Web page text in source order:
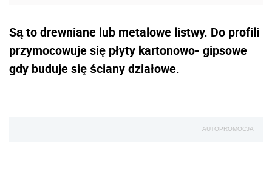
Są to drewniane lub metalowe listwy. Do profili
przymocowuje się płyty kartonowo- gipsowe
gdy buduje się ściany działowe.
AUTOPROMOCJA